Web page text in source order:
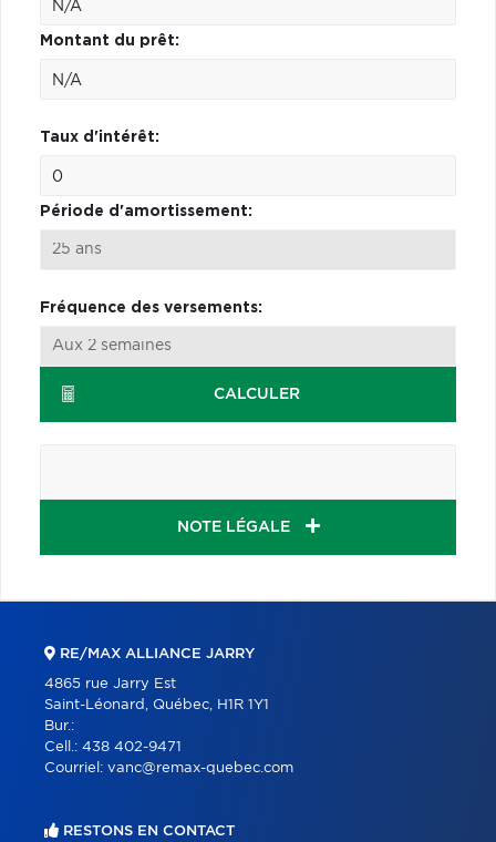
Montant du prêt:
Taux d'intérêt:
Période d'amortissement:
Fréquence des versements:
CALCULER
NOTE LÉGALE
RE/MAX ALLIANCE JARRY
4865 rue Jarry Est
Saint-Léonard, Québec, H1R 1Y1
Bur.:
Cell.: 438 402-9471
Courriel: vanc@remax-quebec.com
RESTONS EN CONTACT